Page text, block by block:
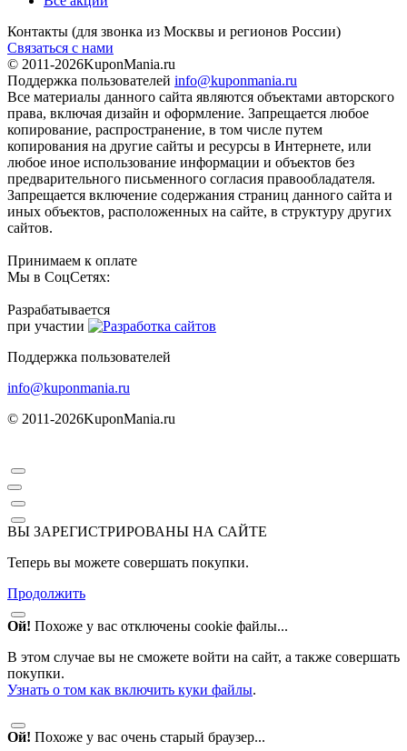
Контакты (для звонка из Москвы и регионов России)
Связаться с нами
© 2011-2026KuponMania.ru
Поддержка пользователей info@kuponmania.ru
Все материалы данного сайта являются объектами авторского
права, включая дизайн и оформление. Запрещается любое
копирование, распространение, в том числе путем
копирования на другие сайты и ресурсы в Интернете, или
любое иное использование информации и объектов без
предварительного письменного согласия правообладателя.
Запрещается включение содержания страниц данного сайта и
иных объектов, расположенных на сайте, в структуру других
сайтов.
Принимаем к оплате
Мы в СоцСетях:
Разрабатывается
при участии
Поддержка пользователей
info@kuponmania.ru
© 2011-2026KuponMania.ru
ВЫ ЗАРЕГИСТРИРОВАНЫ НА САЙТЕ
Теперь вы можете совершать покупки.
Продолжить
Ой! Похоже у вас отключены cookie файлы...
В этом случае вы не сможете войти на сайт, а также совершать
покупки.
Узнать о том как включить куки файлы.
Ой! Похоже у вас очень старый браузер...